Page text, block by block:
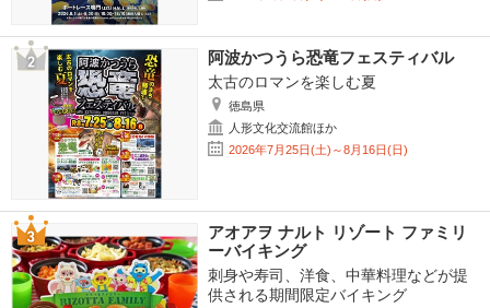
阿波かつうら恐竜フェスティバル
太古のロマンを楽しむ夏
徳島県
人形文化交流館ほか
2026年7月25日(土)～8月16日(日)
アオアヲ ナルト リゾート ファミリ
ーバイキング
刺身や寿司、洋食、中華料理などが提
供される期間限定バイキング